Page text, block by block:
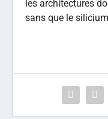
les architectures
sans que le